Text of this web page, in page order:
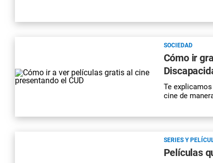
SOCIEDAD
Cómo ir
Te
cine de
SERIES Y
Películas